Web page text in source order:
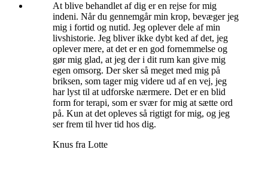
At blive behandlet af dig er en rejse for mig
indeni. Når du gennemgår min krop, bevæger jeg
mig i fortid og nutid. Jeg oplever dele af min
livshistorie. Jeg bliver ikke dybt ked af det, jeg
oplever mere, at det er en god fornemmelse og
gør mig glad, at jeg der i dit rum kan give mig
egen omsorg. Der sker så meget med mig på
briksen, som tager mig videre ud af en vej, jeg
har lyst til at udforske nærmere. Det er en blid
form for terapi, som er svær for mig at sætte ord
på. Kun at det opleves så rigtigt for mig, og jeg
ser frem til hver tid hos dig.
Knus fra Lotte